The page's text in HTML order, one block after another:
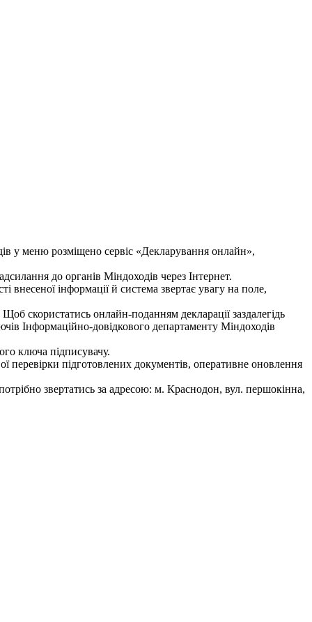
у меню розміщено сервіс «Декларування онлайн»,
до органів Міндоходів через Інтернет.
інформації й система звертає увагу на поле,
скористатись онлайн-поданням декларації заздалегідь
Інформаційно-довідкового департаменту Міндоходів
ключа підписувачу.
перевірки підготовлених документів, оперативне оновлення
звертатись за адресою: м. Краснодон, вул. першокінна,